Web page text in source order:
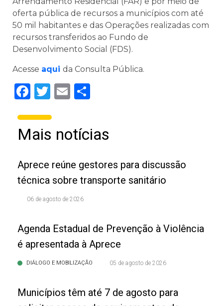
oferta pública de recursos a municípios com até
50 mil habitantes e das Operações realizadas com
recursos transferidos ao Fundo de
Desenvolvimento Social (FDS).
Acesse aqui da Consulta Pública.
Facebook
Twitter
Email
Mais notícias
Aprece reúne gestores para discussão
técnica sobre transporte sanitário
06 de agosto de 2026
Agenda Estadual de Prevenção à Violência
é apresentada à Aprece
DIÁLOGO E MOBILIZAÇÃO 05 de agosto de 2026
Municípios têm até 7 de agosto para